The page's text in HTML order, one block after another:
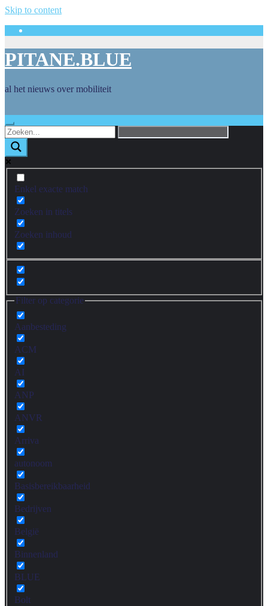
Skip to content
PITANE.BLUE
al het nieuws over mobiliteit
Enkel exacte match
Zoeken in titels
Zoeken inhoud
Filter op categorie
Aanbesteding
ACM
AI
ANP
ANVR
Arriva
autonoom
Basisbereikbaarheid
Bedrijven
België
Binnenland
BLUE
Bolt